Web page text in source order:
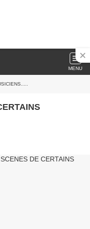
MENU